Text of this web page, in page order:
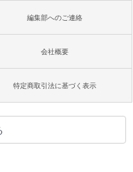
編集部へのご連絡
会社概要
特定商取引法に基づく表示